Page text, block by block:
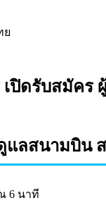
ปิดรับสมัคร
แลสนามบิน
6 นาที